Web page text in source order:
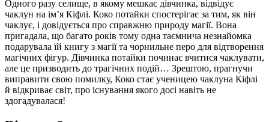
Одного разу селище, в якому мешкає дівчинка, відвідує
чаклун на ім’я Кіфлі. Коко потайки спостерігає за тим, як він
чаклує, і довідується про справжню природу магії. Вона
пригадала, що багато років тому одна таємнича незнайомка
подарувала їй книгу з магії та чорнильне перо для відтворення
магічних фігур. Дівчинка потайки починає вчитися чаклувати,
але це призводить до трагічних подій… Зрештою, прагнучи
виправити свою помилку, Коко стає ученицею чаклуна Кіфлі
й відкриває світ, про існування якого досі навіть не
здогадувалася!